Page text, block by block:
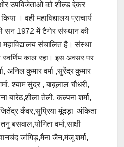
उपविजेताओं को शील्ड देकर
। वही महाविद्यालय प्राचार्य
सन 1972 में टैगोर संस्थान की
संचालित है। संस्था
स्वर्णिम काल रहा। इस अवसर पर
अनिल कुमार वर्मा ,सुरेंद्र कुमार
श्याम सुंदर , बाबूलाल चौधरी,
बारेठ,शीला तेली, कल्पना शर्मा,
कँवर,सुप्रिया मूंदड़ा, अंकिता
बसवाल,योगिता वर्मा,साक्षी
जांगिड़,मैना जैन,मंजू शर्मा,